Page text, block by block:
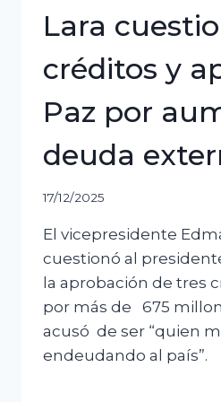
Lara
créditos y
Paz por
deuda
17/12/2025
El vicepresidente
cuestionó al
la aprobación de tres
por más de 675
acusó de ser “quien
endeudando al país”.